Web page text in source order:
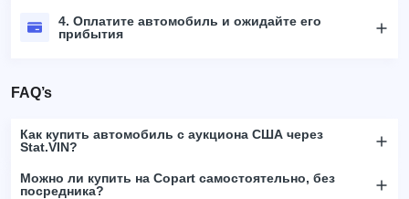
4. Оплатите автомобиль и ожидайте его
прибытия
FAQ’s
Как купить автомобиль с аукциона США через
Stat.VIN?
Можно ли купить на Copart самостоятельно, без
посредника?